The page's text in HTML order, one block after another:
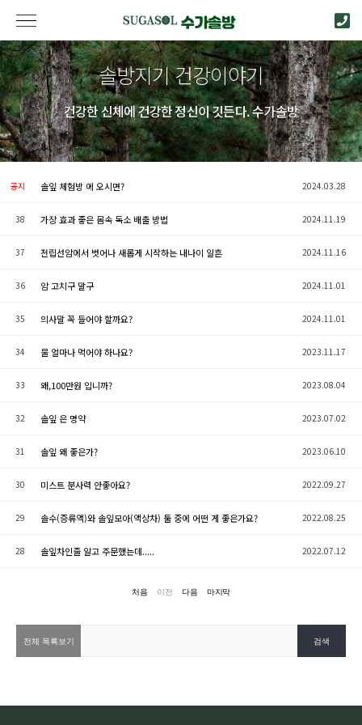
솔방지기 건강이야기
건강한 신체에 건강한 정신이 깃든다. 수가솔방
공지 솔잎 체험방 에 오시면? 2024.03.28
38 가장 효과 좋은 몸속 독소 배출 방법 2024.11.19
37 전립선암에서 벗어나 새롭게 시작하는 내나이 일흔 2024.11.16
36 암 고치구 말구 2024.11.01
35 의사말 꼭 들어야 할까요? 2024.11.01
34 물 얼마나 먹어야 하나요? 2023.11.17
33 왜,100만원 입니까? 2023.08.04
32 솔잎 은 명약 2023.07.02
31 솔잎 왜 좋은가? 2023.06.10
30 미스트 분사력 안좋아요? 2022.09.27
29 솔수(증류액)와 솔잎모아(액상차) 둘 중에 어떤 게 좋은가요? 2022.08.25
28 솔잎차인줄 알고 주문했는데..... 2022.07.12
처음 이전 다음 마지막